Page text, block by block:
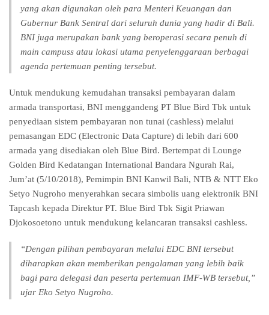
yang akan digunakan oleh para Menteri Keuangan dan
Gubernur Bank Sentral dari seluruh dunia yang hadir di Bali.
BNI juga merupakan bank yang beroperasi secara penuh di
main campuss atau lokasi utama penyelenggaraan berbagai
agenda pertemuan penting tersebut.
Untuk mendukung kemudahan transaksi pembayaran dalam
armada transportasi, BNI menggandeng PT Blue Bird Tbk untuk
penyediaan sistem pembayaran non tunai (cashless) melalui
pemasangan EDC (Electronic Data Capture) di lebih dari 600
armada yang disediakan oleh Blue Bird. Bertempat di Lounge
Golden Bird Kedatangan International Bandara Ngurah Rai,
Jum’at (5/10/2018), Pemimpin BNI Kanwil Bali, NTB & NTT Eko
Setyo Nugroho menyerahkan secara simbolis uang elektronik BNI
Tapcash kepada Direktur PT. Blue Bird Tbk Sigit Priawan
Djokosoetono untuk mendukung kelancaran transaksi cashless.
“Dengan pilihan pembayaran melalui EDC BNI tersebut
diharapkan akan memberikan pengalaman yang lebih baik
bagi para delegasi dan peserta pertemuan IMF-WB tersebut,”
ujar Eko Setyo Nugroho.